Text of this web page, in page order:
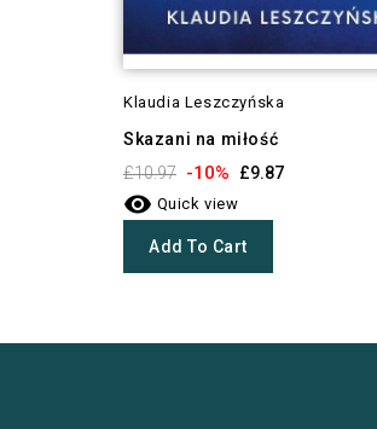
Klaudia Leszczyńska
Skazani na miłość
£10.97 -10% £9.87
 Quick view
Add To Cart